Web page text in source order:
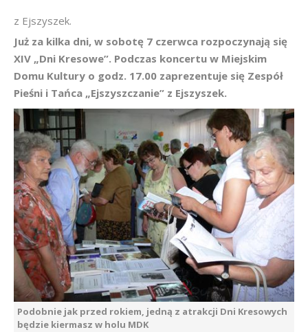
z Ejszyszek.
Już za kilka dni, w sobotę 7 czerwca rozpoczynają się
XIV „Dni Kresowe”. Podczas koncertu w Miejskim
Domu Kultury o godz. 17.00 zaprezentuje się Zespół
Pieśni i Tańca „Ejszyszczanie” z Ejszyszek.
Podobnie jak przed rokiem, jedną z atrakcji Dni Kresowych
będzie kiermasz w holu MDK